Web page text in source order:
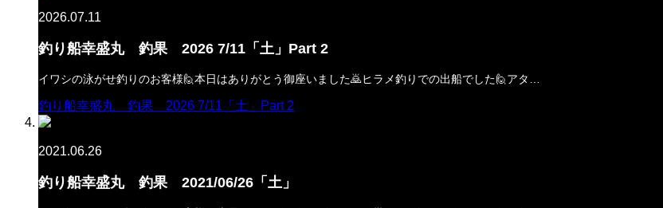
2026.07.11
釣り船幸盛丸 釣果 2026 7/11「土」Part 2
イワシの泳がせ釣りのお客様🙋本日はありがとう御座いました🙇ヒラメ釣りでの出船でした🙋アタ…
釣り船幸盛丸 釣果 2026 7/11「土」Part 2
2021.06.26
釣り船幸盛丸 釣果 2021/06/26「土」